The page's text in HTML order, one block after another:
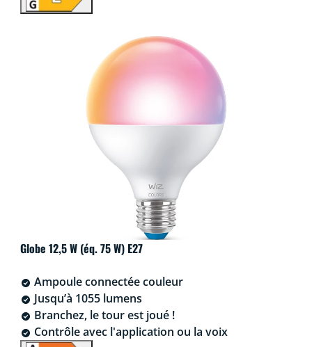
Globe 12,5 W (éq. 75 W) E27
Ampoule connectée couleur
Jusqu’à 1055 lumens
Branchez, le tour est joué !
Contrôle avec l'application ou la voix